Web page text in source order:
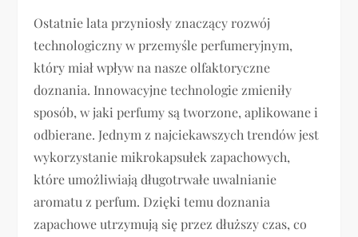
Ostatnie lata przyniosły znaczący rozwój
technologiczny w przemyśle perfumeryjnym,
który miał wpływ na nasze olfaktoryczne
doznania. Innowacyjne technologie zmieniły
sposób, w jaki perfumy są tworzone, aplikowane i
odbierane. Jednym z najciekawszych trendów jest
wykorzystanie mikrokapsułek zapachowych,
które umożliwiają długotrwałe uwalnianie
aromatu z perfum. Dzięki temu doznania
zapachowe utrzymują się przez dłuższy czas, co